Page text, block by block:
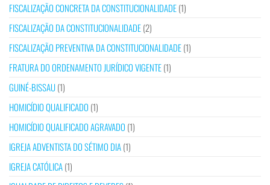
FISCALIZAÇÃO CONCRETA DA CONSTITUCIONALIDADE(1)
FISCALIZAÇÃO DA CONSTITUCIONALIDADE(2)
FISCALIZAÇÃO PREVENTIVA DA CONSTITUCIONALIDADE(1)
FRATURA DO ORDENAMENTO JURÍDICO VIGENTE(1)
GUINÉ-BISSAU(1)
HOMICÍDIO QUALIFICADO (1)
HOMICÍDIO QUALIFICADO AGRAVADO (1)
IGREJA ADVENTISTA DO SÉTIMO DIA(1)
IGREJA CATÓLICA(1)